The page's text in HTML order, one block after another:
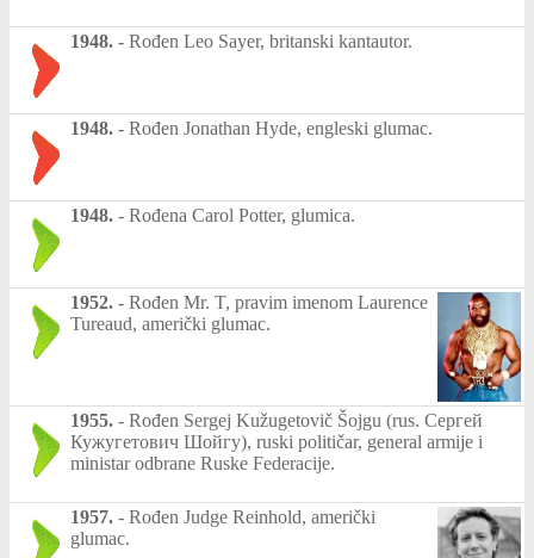
1948. - Rođen Leo Sayer, britanski kantautor.
1948. - Rođen Jonathan Hyde, engleski glumac.
1948. - Rođena Carol Potter, glumica.
1952. - Rođen Mr. T, pravim imenom Laurence
Tureaud, američki glumac.
1955. - Rođen Sergej Kužugetovič Šojgu (rus. Сергей
Кужугетович Шойгу), ruski političar, general armije i
ministar odbrane Ruske Federacije.
1957. - Rođen Judge Reinhold, američki
glumac.